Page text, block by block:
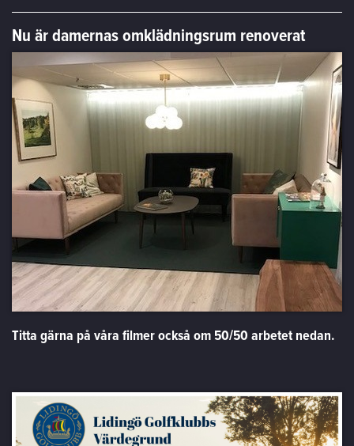
Nu är damernas omklädningsrum renoverat
Titta gärna på våra filmer också om 50/50 arbetet nedan.